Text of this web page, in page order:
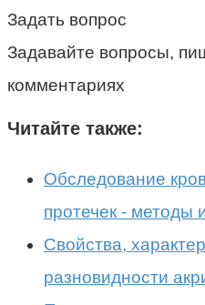
Задать вопрос
Задавайте вопросы,
комментариях
Читайте также:
Обследование
протечек - методы
Свойства,
разновидности